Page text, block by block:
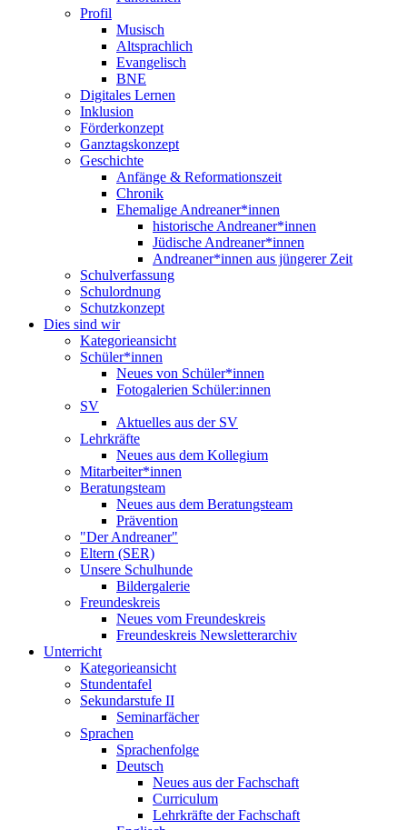
Profil
Musisch
Altsprachlich
Evangelisch
BNE
Digitales Lernen
Inklusion
Förderkonzept
Ganztagskonzept
Geschichte
Anfänge & Reformationszeit
Chronik
Ehemalige Andreaner*innen
historische Andreaner*innen
Jüdische Andreaner*innen
Andreaner*innen aus jüngerer Zeit
Schulverfassung
Schulordnung
Schutzkonzept
Dies sind wir
Kategorieansicht
Schüler*innen
Neues von Schüler*innen
Fotogalerien Schüler:innen
SV
Aktuelles aus der SV
Lehrkräfte
Neues aus dem Kollegium
Mitarbeiter*innen
Beratungsteam
Neues aus dem Beratungsteam
Prävention
"Der Andreaner"
Eltern (SER)
Unsere Schulhunde
Bildergalerie
Freundeskreis
Neues vom Freundeskreis
Freundeskreis Newsletterarchiv
Unterricht
Kategorieansicht
Stundentafel
Sekundarstufe II
Seminarfächer
Sprachen
Sprachenfolge
Deutsch
Neues aus der Fachschaft
Curriculum
Lehrkräfte der Fachschaft